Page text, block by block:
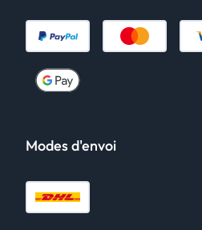
Modes d'envoi